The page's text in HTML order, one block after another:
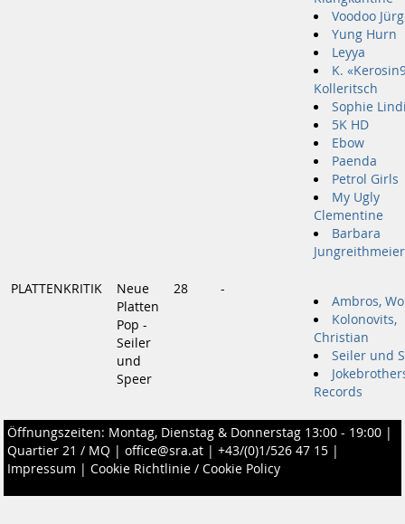
Voodoo
Yung Hurn
Leyya
K.
Kolleritsch
Sophie
5K HD
Ebow
Paenda
Petrol Girls
My Ugly
Clementine
Barbara
Jungreithmeier
PLATTENKRITIK
Neue
Platten
Pop -
Seiler
und
Speer
28 -
Ambros,
Kolonovits,
Christian
Seiler und
Records
Öffnungszeiten: Montag, Dienstag & Donnerstag 13:00 - 19:00 |
Quartier 21 / MQ | office@sra.at | +43/(0)1/526 47 15 |
Impressum | Cookie Richtlinie / Cookie Policy